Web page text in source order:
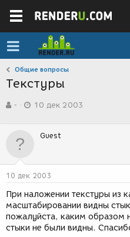
Общие вопросы
Текстуры
в
р
м
-
а
д
н
и
я
10 дек 2003
Guest
10 дек 2003
При наложении текстуры из
масштабировании видны
пожалуйста, каким образом
стыки не были видны.